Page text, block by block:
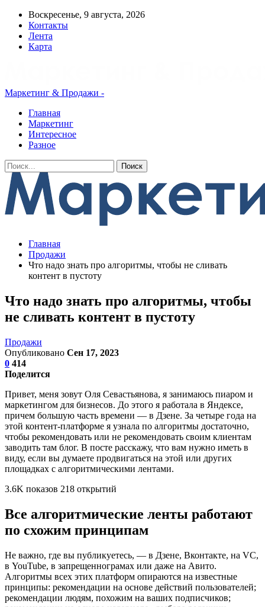
Воскресенье, 9 августа, 2026
Контакты
Лента
Карта
Маркетинг & Продажи -
Главная
Маркетинг
Интересное
Разное
Главная
Продажи
Что надо знать про алгоритмы, чтобы не сливать
контент в пустоту
Что надо знать про алгоритмы, чтобы
не сливать контент в пустоту
Продажи
Опубликовано Сен 17, 2023
0 414
Поделится
Привет, меня зовут Оля Севастьянова, я занимаюсь пиаром и
маркетингом для бизнесов. До этого я работала в Яндексе,
причем большую часть времени — в Дзене. За четыре года на
этой контент-платформе я узнала по алгоритмы достаточно,
чтобы рекомендовать или не рекомендовать своим клиентам
заводить там блог. В посте расскажу, что вам нужно иметь в
виду, если вы думаете продвигаться на этой или других
площадках с алгоритмическими лентами.
3.6K показов 218 открытий
Все алгоритмические ленты работают
по схожим принципам
Не важно, где вы публикуетесь, — в Дзене, Вконтакте, на VC,
в YouTube, в запрещеннограмах или даже на Авито.
Алгоритмы всех этих платформ опираются на известные
принципы: рекомендации на основе действий пользователей;
рекомендации людям, похожим на ваших подписчиков;